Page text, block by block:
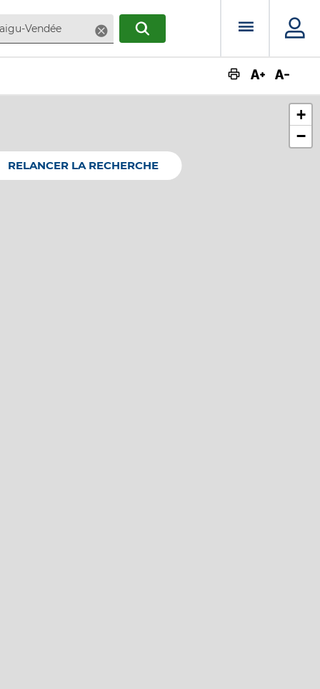
SupprimerRECHERCHERMenu
+
−
RELANCER LA RECHERCHE